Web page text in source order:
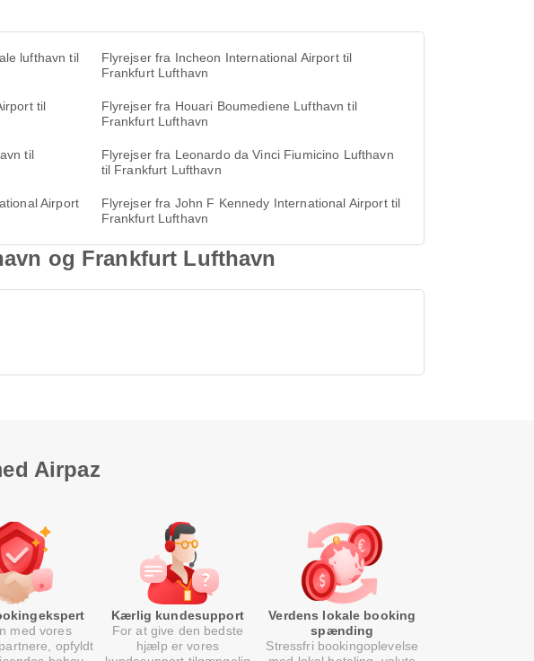
lufthavn til
Flyrejser fra Incheon International Airport til
Frankfurt Lufthavn
til
Flyrejser fra Houari Boumediene Lufthavn til
Frankfurt Lufthavn
til
Flyrejser fra Leonardo da Vinci Fiumicino Lufthavn
til Frankfurt Lufthavn
Airport
Flyrejser fra John F Kennedy International Airport til
Frankfurt Lufthavn
og Frankfurt Lufthavn
Airpaz
med vores
opfyldt
Kærlig kundesupport
For at give den bedste
hjælp er vores
Verdens lokale booking
spænding
Stressfri bookingoplevelse